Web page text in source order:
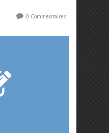
0 Commentaires